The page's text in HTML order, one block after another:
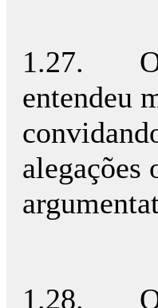
1.27. O
entendeu
alegações
1.28. O